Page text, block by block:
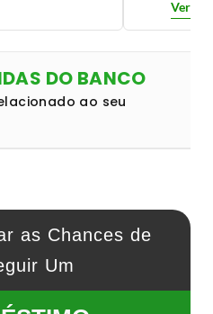
Ver
DO BANCO
ao seu
as Chances de
Um